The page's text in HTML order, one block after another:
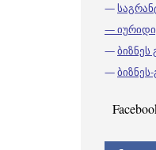
—
—
—ბიზნეს
—